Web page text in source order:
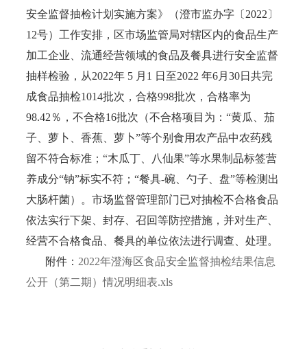
安全监督抽检计划实施方案》（澄市监办字〔2022〕
12号）工作安排，区市场监管局对辖区内的食品生产
加工企业、流通经营领域的食品及餐具进行安全监督
抽样检验，从2022年 5 月1 日至2022 年6月30日共完
成食品抽检1014批次，合格998批次，合格率为
98.42％，不合格16批次（不合格项目为：“黄瓜、茄
子、萝卜、香蕉、萝卜”等个别食用农产品中农药残
留不符合标准；“木瓜丁、八仙果”等水果制品标签营
养成分“钠”标实不符；“餐具-碗、勺子、盘”等检测出
大肠杆菌）。市场监督管理部门已对抽检不合格食品
依法实行下架、封存、召回等防控措施，并对生产、
经营不合格食品、餐具的单位依法进行调查、处理。
附件： 2022年澄海区食品安全监督抽检结果信息
公开（第二期）情况明细表.xls